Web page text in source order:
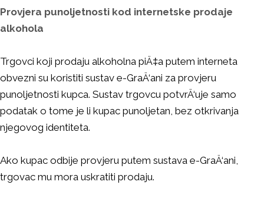
Provjera punoljetnosti kod internetske prodaje
alkohola
Trgovci koji prodaju alkoholna piÄ‡a putem interneta
obvezni su koristiti sustav e-GraÄ‘ani za provjeru
punoljetnosti kupca. Sustav trgovcu potvrÄ‘uje samo
podatak o tome je li kupac punoljetan, bez otkrivanja
njegovog identiteta.
Ako kupac odbije provjeru putem sustava e-GraÄ‘ani,
trgovac mu mora uskratiti prodaju.